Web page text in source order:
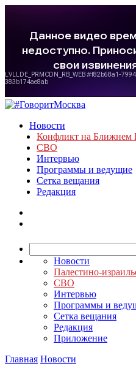
Новости
Конфликт на Ближнем
СВО
Интервью
Программы и ведущие
Сетка вещания
Редакция
Новости
Палестино-
СВО
Интервью
Программы и
Сетка вещания
Редакция
Приложение
Главная Новости